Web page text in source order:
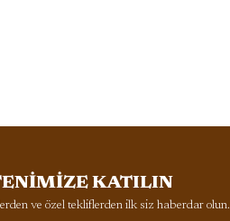
KATILIN
ve özel tekliflerden ilk siz haberdar olun.